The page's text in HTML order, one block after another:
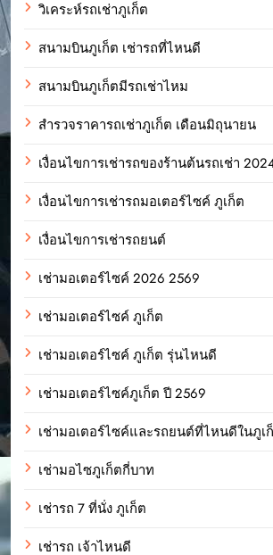
วิเคระห์รถเช่าภูเก็ต
สนามบินภูเก็ต เช่ารถที่ไหนดี
สนามบินภูเก็ตมีรถเช่าไหม
สำรวจราคารถเช่าภูเก็ต เดือนมิถุนายน
เงื่อนไขการเช่ารถของร้านต้นรถเช่า
เงื่อนไขการเช่ารถมอเตอร์ไซค์ ภูเก็ต
เงื่อนไขการเช่ารถยนต์
เช่ามอเตอร์ไซค์ 2026 2569
เช่ามอเตอร์ไซค์ ภูเก็ต
เช่ามอเตอร์ไซค์ ภูเก็ต รุ่นไหนดี
เช่ามอเตอร์ไซค์ภูเก็ต ปี 2569
เช่ามอเตอร์ไซค์และรถยนต์ที่ไหนดีในภูเ
เช่ามอไซภูเก็ตกี่บาท
เช่ารถ 7 ที่นั่ง ภูเก็ต
เช่ารถ เจ้าไหนดี